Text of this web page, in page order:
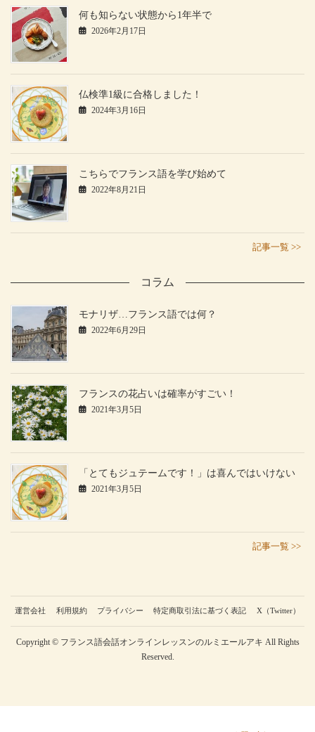
何も知らない状態から1年半で
2026年2月17日
仏検準1級に合格しました！
2024年3月16日
こちらでフランス語を学び始めて
2022年8月21日
記事一覧 >>
コラム
モナリザ…フランス語では何？
2022年6月29日
フランスの花占いは確率がすごい！
2021年3月5日
「とてもジュテームです！」は喜んではいけない
2021年3月5日
記事一覧 >>
運営会社 利用規約 プライバシー 特定商取引法に基づく表記 X（Twitter）
Copyright © フランス語会話オンラインレッスンのルミエールアキ All Rights
Reserved.